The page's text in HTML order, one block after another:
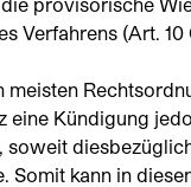
Verfahrens (Art. 10
meisten
eine Kündigung
Somit kann in